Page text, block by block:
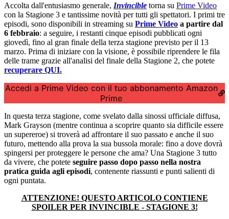
Accolta dall'entusiasmo generale, Invincible torna su Prime Video
con la Stagione 3 e tantissime novità per tutti gli spettatori. I primi tre
episodi, sono disponibili in streaming su Prime Video a partire dal
6 febbraio: a seguire, i restanti cinque episodi pubblicati ogni
giovedì, fino al gran finale della terza stagione previsto per il 13
marzo. Prima di iniziare con la visione, è possibile riprendere le fila
delle trame grazie all'analisi del finale della Stagione 2, che potete
recuperare QUI.
Accedi a Prime Video con il tuo abbonamento Amazon
Prime
In questa terza stagione, come svelato dalla sinossi ufficiale diffusa,
Mark Grayson (mentre continua a scoprire quanto sia difficile essere
un supereroe) si troverà ad affrontare il suo passato e anche il suo
futuro, mettendo alla prova la sua bussola morale: fino a dove dovrà
spingersi per proteggere le persone che ama? Una Stagione 3 tutto
da vivere, che potete seguire passo dopo passo nella nostra
pratica guida agli episodi, contenente riassunti e punti salienti di
ogni puntata.
ATTENZIONE! QUESTO ARTICOLO CONTIENE
SPOILER PER INVINCIBLE - STAGIONE 3!